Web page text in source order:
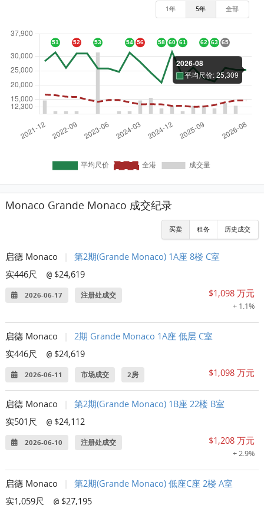
1年 5年 全部
Monaco Grande Monaco 成交纪录
买卖 租务 历史成交
启德 Monaco
第2期(Grande Monaco) 1A座 8楼 C室
实446尺
@ $24,619
2026-06-17 注册处成交 $1,098 万元
+ 1.1%
启德 Monaco
2期 Grande Monaco 1A座 低层 C室
实446尺
@ $24,619
2026-06-11 市场成交 2房 $1,098 万元
启德 Monaco
第2期(Grande Monaco) 1B座 22楼 B室
实501尺
@ $24,112
2026-06-10 注册处成交 $1,208 万元
+ 2.9%
启德 Monaco
第2期(Grande Monaco) 低座C座 2楼 A室
实1,059尺
@ $27,195